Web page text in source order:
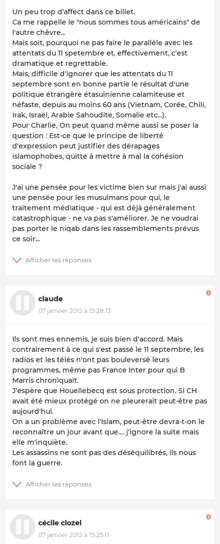
Un peu trop d'affect dans ce billet.
Ca me rappelle le "nous sommes tous américains" de
l'autre chèvre...
Mais soit, pourquoi ne pas faire le parallèle avec les
attentats du 11 spetembre et, effectivement, c'est
dramatique et regrettable.
Mais, difficile d'ignorer que les attentats du 11
septembre sont en bonne partie le résultat d'une
politique étrangère étasuinienne calamiteuse et
néfaste, depuis au moins 60 ans (Vietnam, Corée, Chili,
Irak, Israël, Arabie Sahoudite, Somalie etc...).
Pour Charlie, On peut quand même aussi se poser la
question : Est-ce que le principe de liberté
d'expression peut justifier des dérapages
islamophobes, quitte à mettre à mal la cohésion
sociale ?
J'ai une pensée pour les victime bien sur mais j'ai aussi
une pensée pour les musulmans pour qui, le
traitement médiatique - qui est déjà généralement
catastrophique - ne va pas s'améliorer. Je ne voudrai
pas porter le niqab dans les rassemblements prévus
ce soir...
claude
07 janvier 2015 à 15:28:13
0
Ils sont mes ennemis, je suis bien d'accord. Mais
contrairement à ce qui s'est passé le 11 septembre, les
radios et les télés n'ont pas bouleversé leurs
programmes, même pas France Inter pour qui B
Marris chroniquait.
J'espère que Houellebecq est sous protection. Si CH
avait été mieux protégé on ne pleurerait peut-être pas
aujourd'hui.
On a un problème avec l'Islam, peut-être devra-t-on le
reconnaître un jour avant que.... j'ignore la suite mais
elle m'inquiète.
Les assassins ne sont pas des déséquilibrés, ils nous
font la guerre.
cécile clozel
07 janvier 2015 à 15:25:11
0